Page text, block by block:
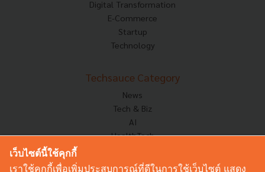
Digital Transformation
E-Commerce
Startup
Technology
Techsauce Category
News
Tech & Biz
AI
HealthTech
Corp Innov
เว็บไซต์นี้ใช้คุกกี้
เราใช้คุกกี้เพื่อเพิ่มประสบการณ์ที่ดีในการใช้เว็บไซต์ แสดง